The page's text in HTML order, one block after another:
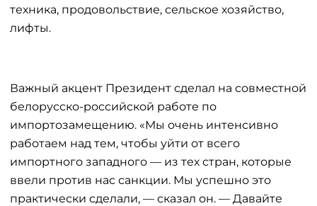
техника, продовольствие, сельское хозяйство,
лифты.
Важный акцент Президент сделал на совместной
белорусско-российской работе по
импортозамещению. «Мы очень интенсивно
работаем над тем, чтобы уйти от всего
импортного западного — из тех стран, которые
ввели против нас санкции. Мы успешно это
практически сделали, — сказал он. — Давайте